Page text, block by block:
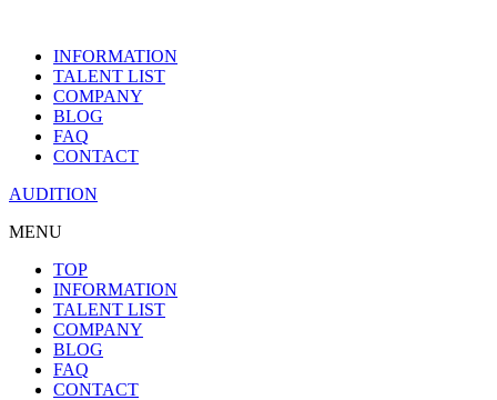
INFORMATION
TALENT LIST
COMPANY
BLOG
FAQ
CONTACT
AUDITION
MENU
TOP
INFORMATION
TALENT LIST
COMPANY
BLOG
FAQ
CONTACT